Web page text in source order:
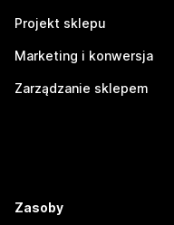
Projekt sklepu
Marketing i konwersja
Zarządzanie sklepem
Zasoby